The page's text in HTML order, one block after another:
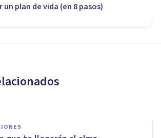
un plan de vida (en 8 pasos)
en el momento